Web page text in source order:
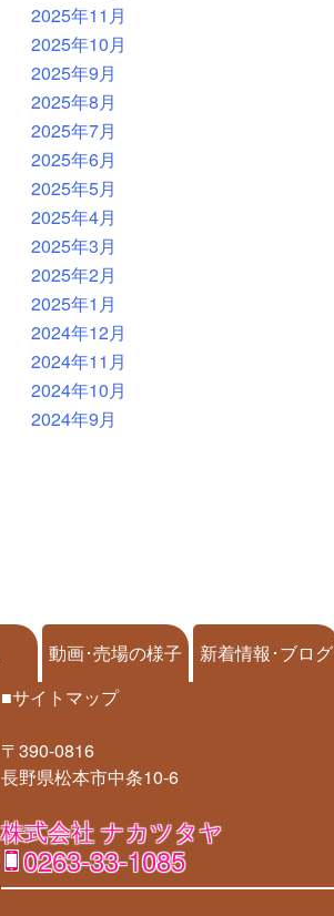
2025年11月
2025年10月
2025年9月
2025年8月
2025年7月
2025年6月
2025年5月
2025年4月
2025年3月
2025年2月
2025年1月
2024年12月
2024年11月
2024年10月
2024年9月
動画･売場の様子
新着情報･ブログ
■サイトマップ
〒390-0816
長野県松本市中条10-6
株式会社 ナカツタヤ
0263-33-1085